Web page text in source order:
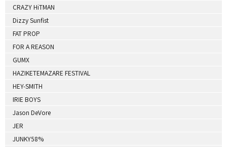
CRAZY HiTMAN
Dizzy Sunfist
FAT PROP
FOR A REASON
GUMX
HAZIKETEMAZARE FESTIVAL
HEY-SMITH
IRIE BOYS
Jason DeVore
JER
JUNKY58%